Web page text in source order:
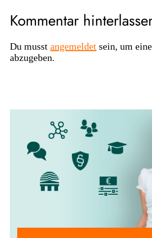
Kommentar
Du musst angemeldet sein, um
abzugeben.